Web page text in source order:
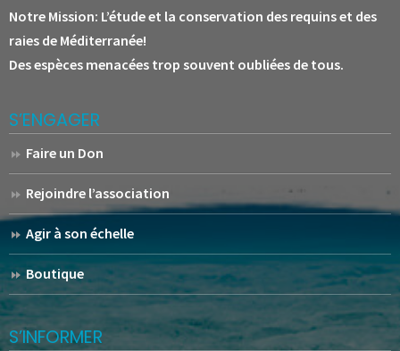
Notre Mission: L’étude et la conservation des requins et des
raies de Méditerranée!
Des espèces menacées trop souvent oubliées de tous.
S’ENGAGER
Faire un Don
Rejoindre l’association
Agir à son échelle
Boutique
S’INFORMER